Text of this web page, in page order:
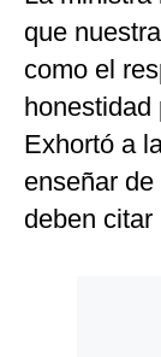
que
como el
honestidad
Exhortó a
enseñar
deben